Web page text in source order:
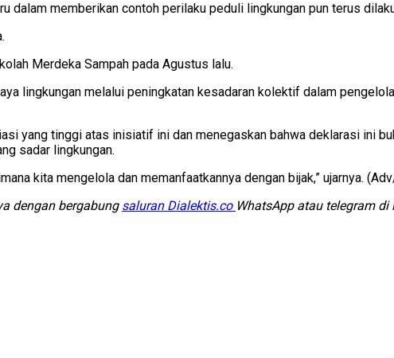
memberikan contoh perilaku peduli lingkungan pun terus
Merdeka Sampah pada Agustus lalu.
lingkungan melalui peningkatan kesadaran kolektif dalam
yang tinggi atas inisiatif ini dan menegaskan bahwa deklarasi ini
sadar lingkungan.
kita mengelola dan memanfaatkannya dengan bijak,” ujarnya.
dengan bergabung saluran Dialektis.co WhatsApp atau telegram di